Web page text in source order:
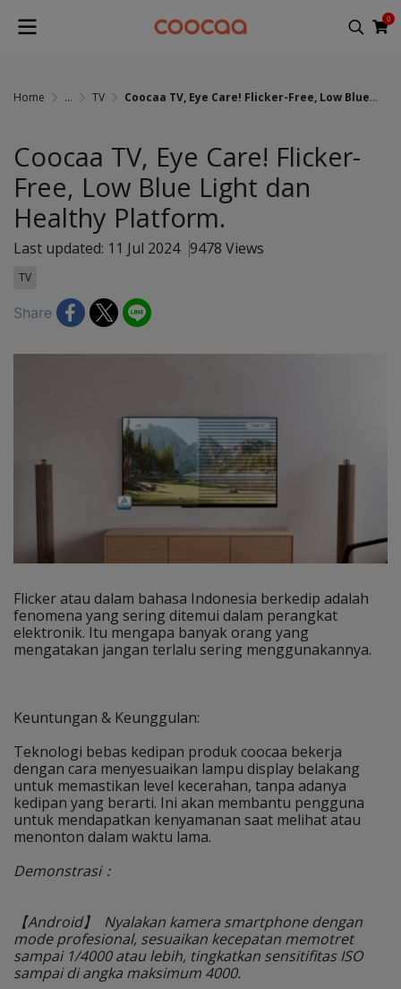
0
Home ... TV Coocaa TV, Eye Care! Flicker-Free, Low Blue Light dan Healthy Platform.
Coocaa TV, Eye Care! Flicker-
Free, Low Blue Light dan
Healthy Platform.
Last updated: 11 Jul 2024 9478 Views
TV
Share
Flicker atau dalam bahasa Indonesia berkedip adalah
fenomena yang sering ditemui dalam perangkat
elektronik. Itu mengapa banyak orang yang
mengatakan jangan terlalu sering menggunakannya.
Keuntungan & Keunggulan:
Teknologi bebas kedipan produk coocaa bekerja
dengan cara menyesuaikan lampu display belakang
untuk memastikan level kecerahan, tanpa adanya
kedipan yang berarti. Ini akan membantu pengguna
untuk mendapatkan kenyamanan saat melihat atau
menonton dalam waktu lama.
Demonstrasi：
【Android】 Nyalakan kamera smartphone dengan
mode profesional, sesuaikan kecepatan memotret
sampai 1/4000 atau lebih, tingkatkan sensitifitas ISO
sampai di angka maksimum 4000.